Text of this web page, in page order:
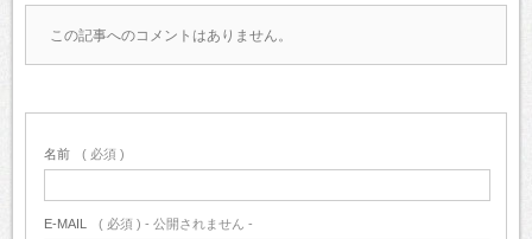
この記事へのコメントはありません。
名前 ( 必須 )
E-MAIL ( 必須 ) - 公開されません -